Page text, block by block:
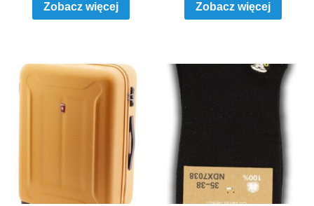
Zobacz więcej Zobacz więcej